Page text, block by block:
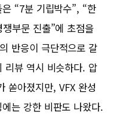
“7분 기립박수”, “한
부문 진출”에 초점을
반응이 극단적으로 갈
리뷰 역시 비슷하다. 압
쏟아졌지만, VFX 완성
는 강한 비판도 나왔다.